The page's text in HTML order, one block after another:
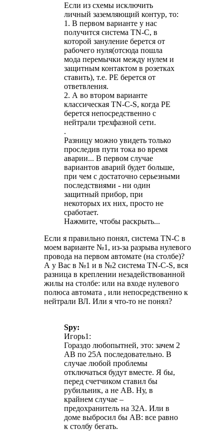
Если из схемы исключить
личный заземляющий контур, то:
1. В первом варианте у нас
получится система TN-C, в
которой зануление берется от
рабочего нуля(отсюда пошла
мода перемычки между нулем и
защитным контактом в розетках
ставить), т.е. PE берется от
ответвления.
2. А во втором варианте
классическая TN-C-S, когда PE
берется непосредственно с
нейтрали трехфазной сети.
.
Разницу можно увидеть только
проследив пути тока во время
аварии... В первом случае
вариантов аварий будет больше,
при чем с достаточно серьезными
последствиями - ни один
защитный прибор, при
некоторых их них, просто не
сработает.
Нажмите, чтобы раскрыть...
Если я правильно понял, система TN-C в
моем варианте №1, из-за разрыва нулевого
провода на первом автомате (на столбе)?
А у Вас в №1 и в №2 система TN-C-S, вся
разница в креплении незадействованной
жилы на столбе: или на входе нулевого
полюса автомата , или непосредственно к
нейтрали ВЛ. Или я что-то не понял?
Spy:
Игорь1:
Гораздо любопытней, это: зачем 2
АВ по 25А последовательно. В
случае любой проблемы
отключаться будут вместе. Я бы,
перед счетчиком ставил бы
рубильник, а не АВ. Ну, в
крайнем случае –
предохранитель на 32А. Или в
доме выбросил бы АВ: все равно
к столбу бегать.